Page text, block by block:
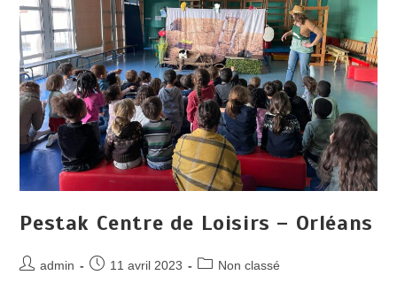
Pestak Centre de Loisirs – Orléans
Auteur/autrice
admin
Post11 avril 2023
PostNon classé